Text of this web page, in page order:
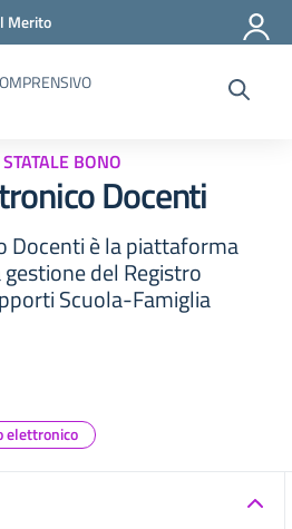
Merito
BONO
Docenti
Docenti è la piattaforma
del Registro
Scuola-Famiglia
elettronico